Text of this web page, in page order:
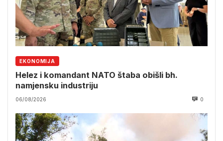
EKONOMIJA
Helez i komandant NATO štaba obišli bh.
namjensku industriju
06/08/2026 0